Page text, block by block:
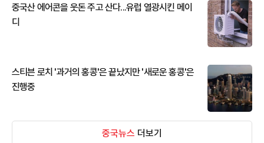
중국산 에어콘을 웃돈 주고 산다...유럽 열광시킨 메이
디
스티븐 로치 '과거의 홍콩'은 끝났지만 '새로운 홍콩'은
진행중
중국뉴스 더보기